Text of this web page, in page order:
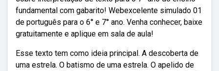
fundamental com gabarito! Webexcelente simulado 01
de português para o 6° e 7° ano. Venha conhecer, baixe
gratuitamente e aplique em sala de aula!
Esse texto tem como ideia principal. A descoberta de
uma estrela. O batismo de uma estrela. O apelido de